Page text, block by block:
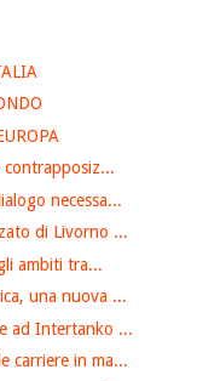
necessa...
di Livorno ...
ambiti tra...
una nuova ...
ad Intertanko ...
carriere in ma...